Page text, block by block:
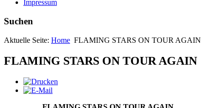
Impressum
Suchen
Aktuelle Seite: Home FLAMING STARS ON TOUR AGAIN
FLAMING STARS ON TOUR AGAIN